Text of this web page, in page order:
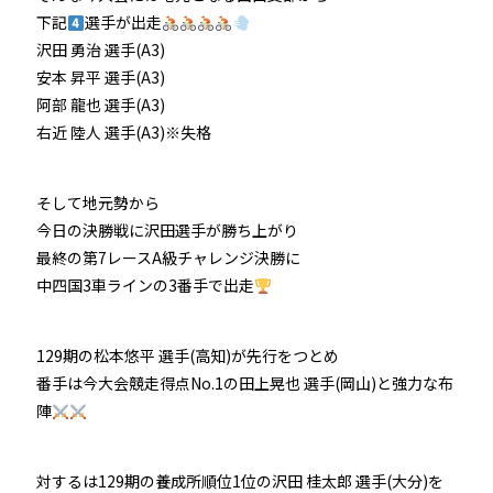
防府競輪をお楽しみいただくために
車券の購入にのめり込む不安のある方のご相談
来場者の肖像権について
下記
選手が出走
沢田 勇治 選手(A3)
安本 昇平 選手(A3)
阿部 龍也 選手(A3)
右近 陸人 選手(A3)※失格
そして地元勢から
今日の決勝戦に沢田選手が勝ち上がり
最終の第7レースA級チャレンジ決勝に
中四国3車ラインの3番手で出走
129期の松本悠平 選手(高知)が先行をつとめ
番手は今大会競走得点No.1の田上晃也 選手(岡山)と強力な布
陣
対するは129期の養成所順位1位の沢田 桂太郎 選手(大分)を